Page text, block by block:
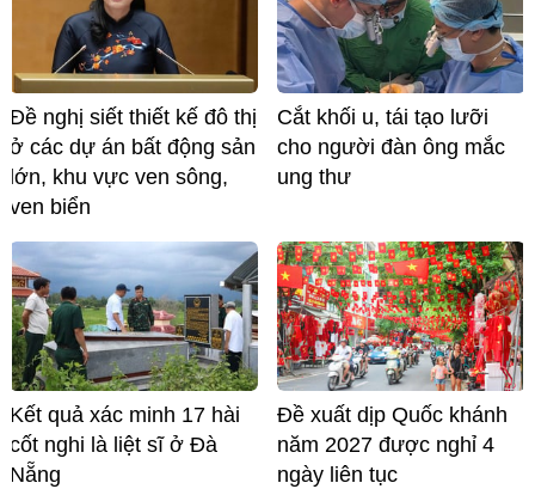
Đề nghị siết thiết kế đô thị
ở các dự án bất động sản
lớn, khu vực ven sông,
ven biển
Cắt khối u, tái tạo lưỡi
cho người đàn ông mắc
ung thư
Kết quả xác minh 17 hài
cốt nghi là liệt sĩ ở Đà
Nẵng
Đề xuất dịp Quốc khánh
năm 2027 được nghỉ 4
ngày liên tục